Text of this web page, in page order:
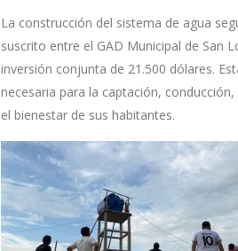
La construcción del sistema de agua
suscrito entre el GAD Municipal de San
inversión conjunta de 21.500 dólares.
necesaria para la captación,
el bienestar de sus habitantes.